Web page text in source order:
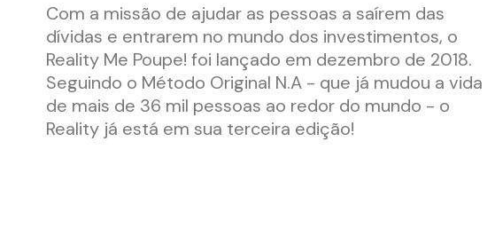
Com a missão de ajudar as pessoas a saírem das
dívidas e entrarem no mundo dos investimentos, o
Reality Me Poupe! foi lançado em dezembro de 2018.
Seguindo o Método Original N.A - que já mudou a vida
de mais de 36 mil pessoas ao redor do mundo - o
Reality já está em sua terceira edição!